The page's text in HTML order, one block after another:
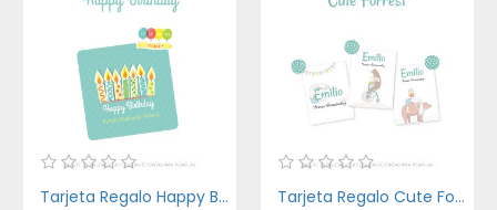
Tarjeta Regalo Happy Birthday Tarjeta Regalo Cute Forest